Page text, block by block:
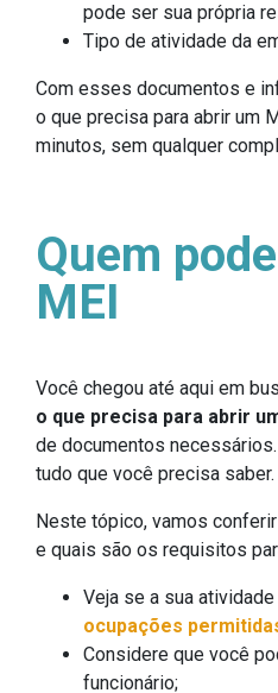
pode ser sua própria
Tipo de atividade da
Com esses documentos e
o que precisa para abrir um
minutos, sem qualquer
Quem
MEI
Você chegou até aqui em
o que precisa para abrir
de documentos
tudo que você precisa saber.
Neste tópico, vamos conferir
e quais são os requisitos
Veja se a sua
ocupações
Considere que você
funcionário;